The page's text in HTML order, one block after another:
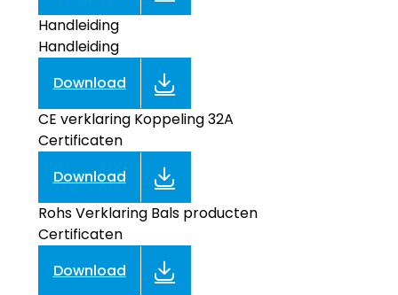
Handleiding
Handleiding
Download
CE verklaring Koppeling 32A
Certificaten
Download
Rohs Verklaring Bals producten
Certificaten
Download